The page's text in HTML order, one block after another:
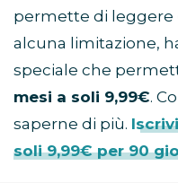
permette di leggere
alcuna limitazione,
speciale che
mesi a soli 9,99€.
saperne di più.
soli 9,99€ per 90